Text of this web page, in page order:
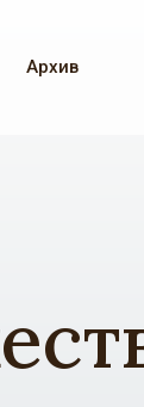
Архив